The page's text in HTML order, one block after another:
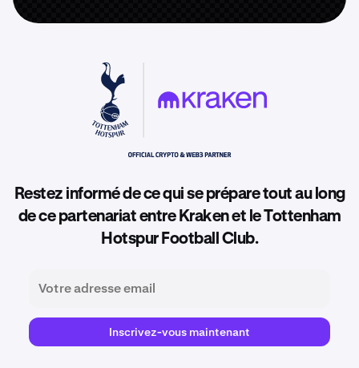
Restez informé de ce qui se prépare tout au long
de ce partenariat entre Kraken et le Tottenham
Hotspur Football Club.
Inscrivez-vous maintenant